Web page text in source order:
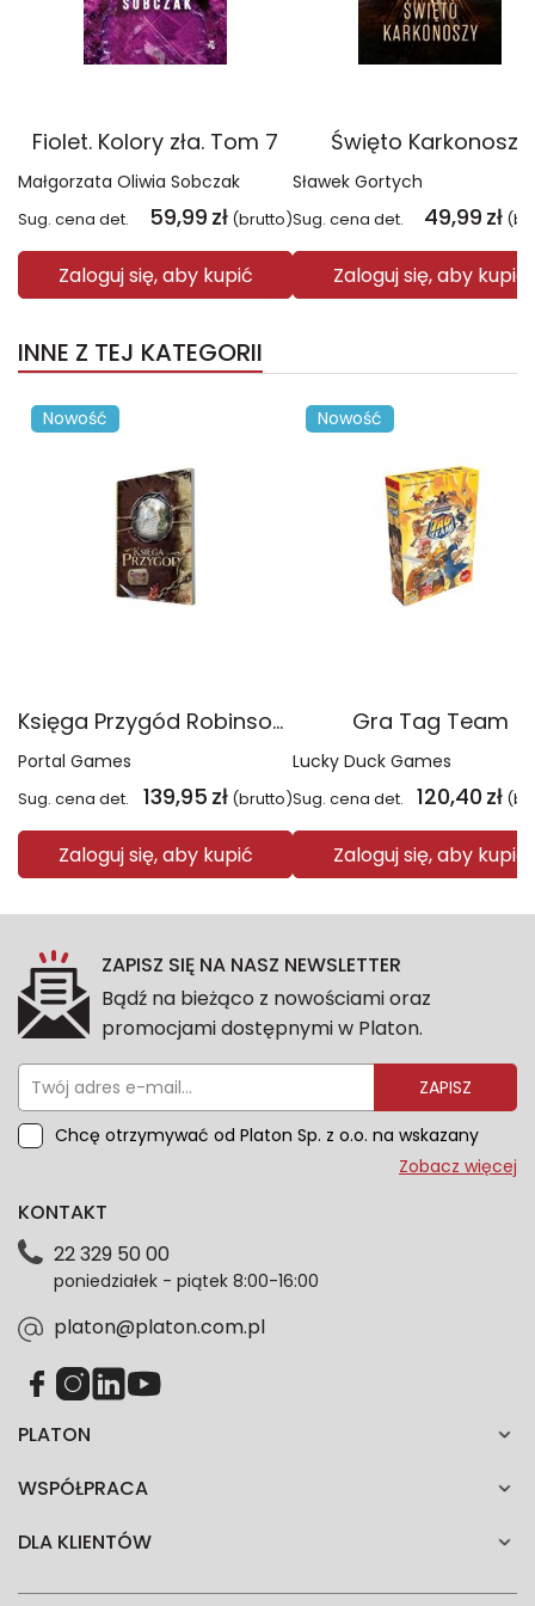
Fiolet. Kolory zła. Tom 7
Małgorzata Oliwia Sobczak
Sug. cena det. 59,99 zł (brutto)
Zaloguj się, aby kupić
Święto Karkonoszy
Sławek Gortych
Sug. cena det. 49,99 zł
Zaloguj się, aby kupić
INNE Z TEJ KATEGORII
Nowość
Księga Przygód Robinson Crusoe
Portal Games
Sug. cena det. 139,95 zł (brutto)
Zaloguj się, aby kupić
Nowość
Gra Tag Team
Lucky Duck Games
Sug. cena det. 120,40 zł
Zaloguj się, aby kupić
ZAPISZ SIĘ NA NASZ NEWSLETTER
Bądź na bieżąco z nowościami oraz
promocjami dostępnymi w Platon.
ZAPISZ
Chcę otrzymywać od Platon Sp. z o.o. na wskazany
przeze mnie adres e-mail informacje marketingowe
dotyczące danych osobowych znajdziesz w naszej
każdym czasie. Wycofanie zgody nie wpłynie na
zgodność z prawem przetwarzania dokonanego przed
Zobacz więcej
PLATON
WSPÓŁPRACA
DLA KLIENTÓW
KONTAKT
22 329 50 00
poniedziałek - piątek 8:00-16:00
platon@platon.com.pl